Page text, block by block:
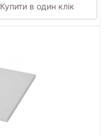
Купити в один клік